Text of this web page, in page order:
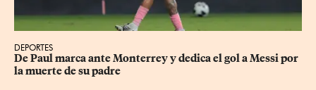
DEPORTES
De Paul marca ante Monterrey y dedica el gol a Messi por
la muerte de su padre